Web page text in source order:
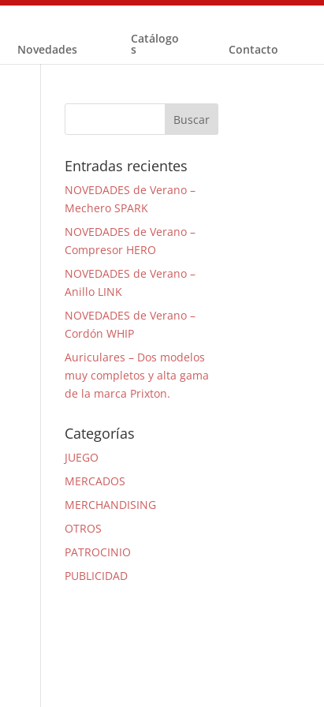
Novedades
Catálogo
s Contacto
Entradas recientes
NOVEDADES de Verano –
Mechero SPARK
NOVEDADES de Verano –
Compresor HERO
NOVEDADES de Verano –
Anillo LINK
NOVEDADES de Verano –
Cordón WHIP
Auriculares – Dos modelos
muy completos y alta gama
de la marca Prixton.
Categorías
JUEGO
MERCADOS
MERCHANDISING
OTROS
PATROCINIO
PUBLICIDAD